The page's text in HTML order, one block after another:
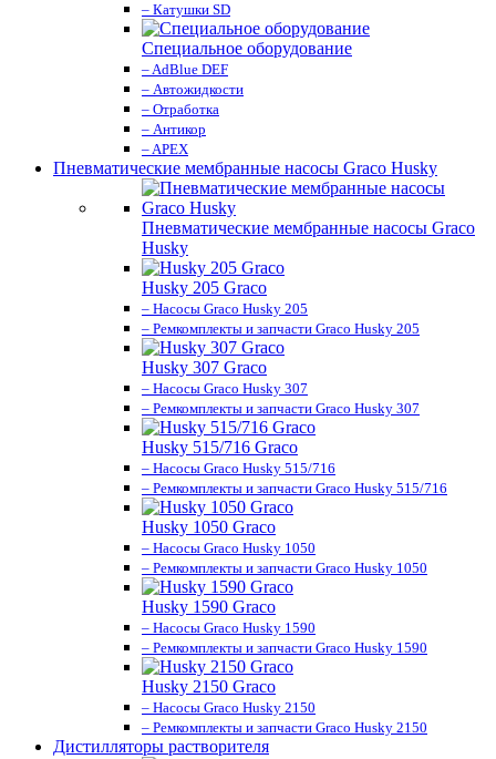
– Катушки SD
Специальное оборудование
– AdBlue DEF
– Автожидкости
– Отработка
– Антикор
– APEX
Пневматические мембранные насосы Graco Husky
Пневматические мембранные насосы Graco
Husky
Husky 205 Graco
– Насосы Graco Husky 205
– Ремкомплекты и запчасти Graco Husky 205
Husky 307 Graco
– Насосы Graco Husky 307
– Ремкомплекты и запчасти Graco Husky 307
Husky 515/716 Graco
– Насосы Graco Husky 515/716
– Ремкомплекты и запчасти Graco Husky 515/716
Husky 1050 Graco
– Насосы Graco Husky 1050
– Ремкомплекты и запчасти Graco Husky 1050
Husky 1590 Graco
– Насосы Graco Husky 1590
– Ремкомплекты и запчасти Graco Husky 1590
Husky 2150 Graco
– Насосы Graco Husky 2150
– Ремкомплекты и запчасти Graco Husky 2150
Дистилляторы растворителя